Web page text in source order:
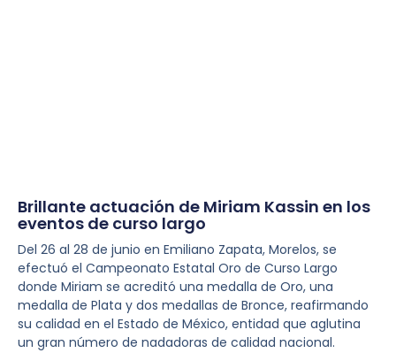
Brillante actuación de Miriam Kassin en los
eventos de curso largo
Del 26 al 28 de junio en Emiliano Zapata, Morelos, se
efectuó el Campeonato Estatal Oro de Curso Largo
donde Miriam se acreditó una medalla de Oro, una
medalla de Plata y dos medallas de Bronce, reafirmando
su calidad en el Estado de México, entidad que aglutina
un gran número de nadadoras de calidad nacional.